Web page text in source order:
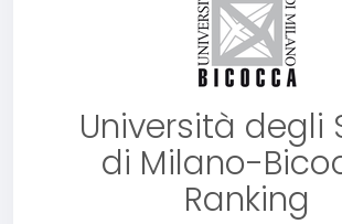
Università degli
di Milano-
Ranking